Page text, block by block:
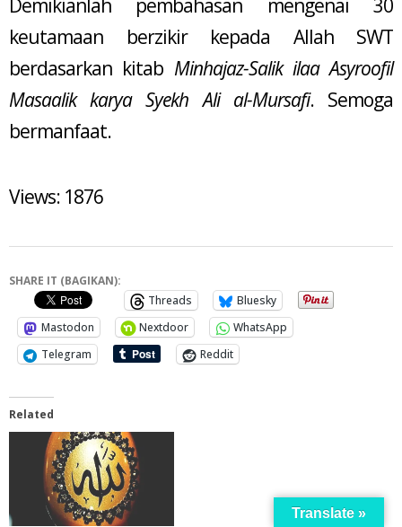
Demikianlah pembahasan mengenai 30
keutamaan berzikir kepada Allah SWT
berdasarkan kitab Minhajaz-Salik ilaa Asyroofil
Masaalik karya Syekh Ali al-Mursafi. Semoga
bermanfaat.
Views: 1876
SHARE IT (BAGIKAN):
Threads
Bluesky
Mastodon
Nextdoor
WhatsApp
Telegram
Reddit
Related
Translate »